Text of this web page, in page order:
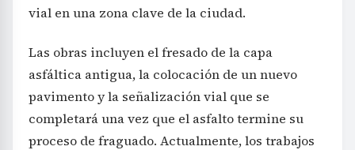
vial en una zona clave de la ciudad.
Las obras incluyen el fresado de la capa
asfáltica antigua, la colocación de un nuevo
pavimento y la señalización vial que se
completará una vez que el asfalto termine su
proceso de fraguado. Actualmente, los trabajos